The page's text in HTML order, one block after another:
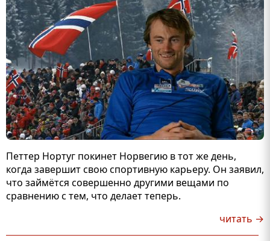
Петтер Нортуг покинет Норвегию в тот же день,
когда завершит свою спортивную карьеру. Он заявил,
что займётся совершенно другими вещами по
сравнению с тем, что делает теперь.
читать →